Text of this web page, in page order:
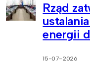
Rząd
energii
15-07-2026